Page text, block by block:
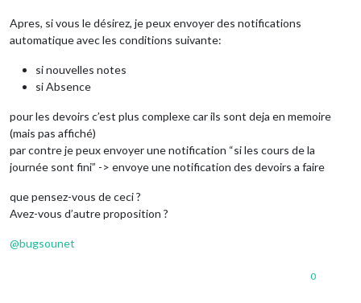
Apres, si vous le désirez, je peux envoyer des notifications
automatique avec les conditions suivante:
si nouvelles notes
si Absence
pour les devoirs c’est plus complexe car ils sont deja en memoire
(mais pas affiché)
par contre je peux envoyer une notification “si les cours de la
journée sont fini” -> envoye une notification des devoirs a faire
que pensez-vous de ceci ?
Avez-vous d’autre proposition ?
@bugsounet
0